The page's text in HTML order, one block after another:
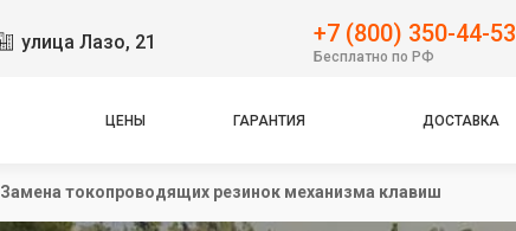
улица Лазо, 21 +7 (800) 350-44-53
Бесплатно по РФ
ЦЕНЫ ГАРАНТИЯ ДОСТАВКА
Замена токопроводящих резинок механизма клавиш